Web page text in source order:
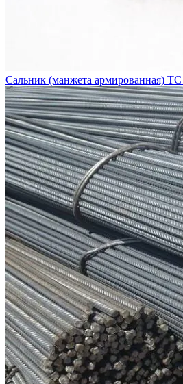
Сальник (манжета армированная)